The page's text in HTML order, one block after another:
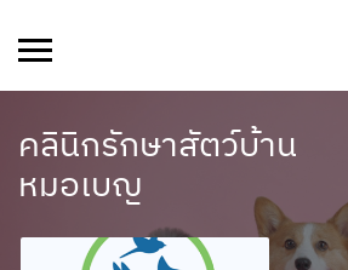
คลินิกรักษาสัตว์บ้าน
หมอเบญ